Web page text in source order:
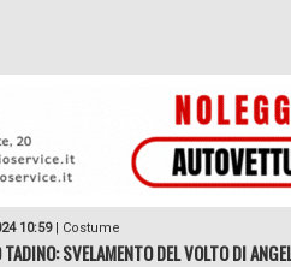
10:59| Costume
TADINO: SVELAMENTO DEL VOLTO DI